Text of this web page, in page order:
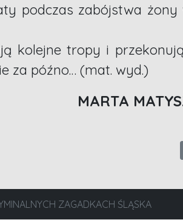
podczas zabójstwa żony
kolejne tropy i
za późno… (mat. wyd.)
MARTA
ZAGADKACH ŚLĄSKA